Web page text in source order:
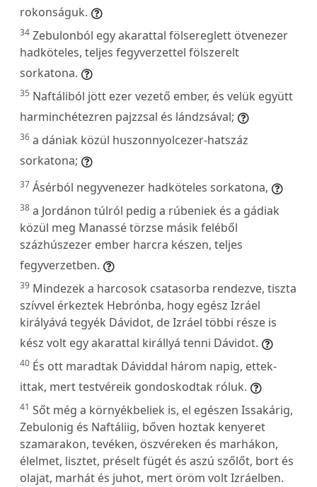
rokonságuk.
34 Zebulonból egy akarattal fölsereglett ötvenezer
hadköteles, teljes fegyverzettel fölszerelt
sorkatona.
35 Naftáliból jött ezer vezető ember, és velük együtt
harminchétezren pajzzsal és lándzsával;
36 a dániak közül huszonnyolcezer-hatszáz
sorkatona;
37 Ásérból negyvenezer hadköteles sorkatona,
38 a Jordánon túlról pedig a rúbeniek és a gádiak
közül meg Manassé törzse másik feléből
százhúszezer ember harcra készen, teljes
fegyverzetben.
39 Mindezek a harcosok csatasorba rendezve, tiszta
szívvel érkeztek Hebrónba, hogy egész Izráel
királyává tegyék Dávidot, de Izráel többi része is
kész volt egy akarattal királlyá tenni Dávidot.
40 És ott maradtak Dáviddal három napig, ettek-
ittak, mert testvéreik gondoskodtak róluk.
41 Sőt még a környékbeliek is, el egészen Issakárig,
Zebulonig és Naftáliig, bőven hoztak kenyeret
szamarakon, tevéken, öszvéreken és marhákon,
élelmet, lisztet, préselt fügét és aszú szőlőt, bort és
olajat, marhát és juhot, mert öröm volt Izráelben.